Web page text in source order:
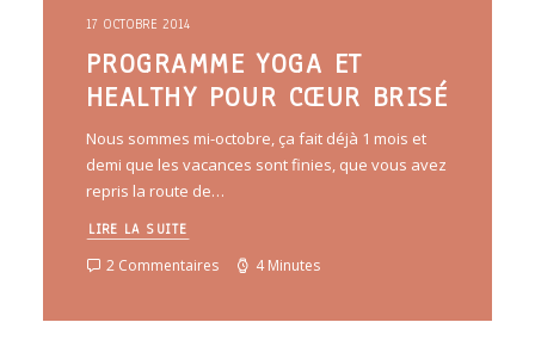
17 OCTOBRE 2014
PROGRAMME YOGA ET
HEALTHY POUR CŒUR BRISÉ
Nous sommes mi-octobre, ça fait déjà 1 mois et
demi que les vacances sont finies, que vous avez
repris la route de…
LIRE LA SUITE
2 Commentaires 4 Minutes